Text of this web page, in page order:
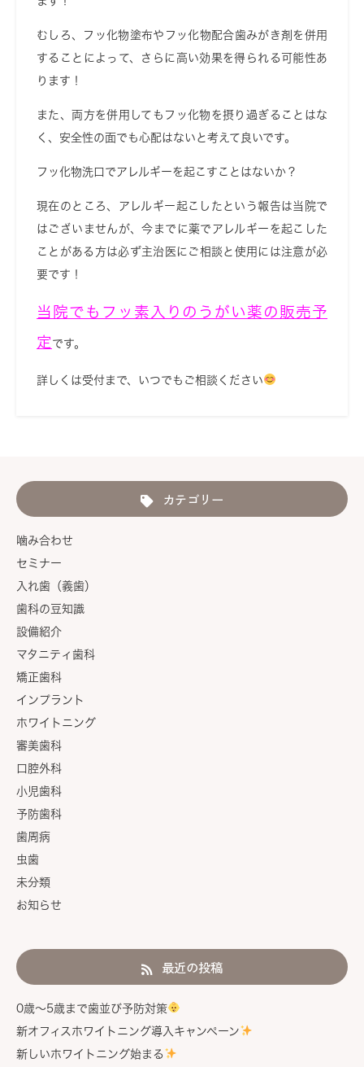
むしろ、フッ化物塗布やフッ化物配合歯みがき剤を併用
することによって、さらに高い効果を得られる可能性あ
ります！
また、両方を併用してもフッ化物を摂り過ぎることはな
く、安全性の面でも心配はないと考えて良いです。
フッ化物洗口でアレルギーを起こすことはないか？
現在のところ、アレルギー起こしたという報告は当院で
はございませんが、今までに薬でアレルギーを起こした
ことがある方は必ず主治医にご相談と使用には注意が必
要です！
当院でもフッ素入りのうがい薬の販売予
定 です。
詳しくは受付まで、いつでもご相談ください
カテゴリー
噛み合わせ
セミナー
入れ歯（義歯）
歯科の豆知識
設備紹介
マタニティ歯科
矯正歯科
インプラント
ホワイトニング
審美歯科
口腔外科
小児歯科
予防歯科
歯周病
虫歯
未分類
お知らせ
最近の投稿
0歳〜5歳まで歯並び予防対策
新オフィスホワイトニング導入キャンペーン
新しいホワイトニング始まる